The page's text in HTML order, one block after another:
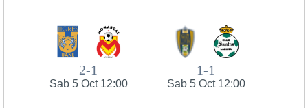
2-1
Sab 5 Oct 12:00
1-1
Sab 5 Oct 12:00